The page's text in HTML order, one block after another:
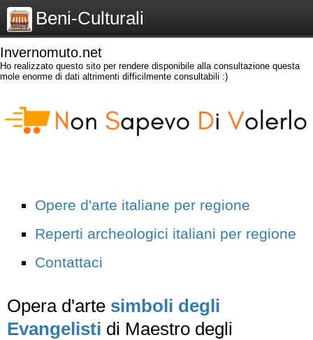
Beni-Culturali
Invernomuto.net
Ho realizzato questo sito per rendere disponibile alla consultazione questa
mole enorme di dati altrimenti difficilmente consultabili :)
Opere d'arte italiane per regione
Reperti archeologici italiani per regione
Contattaci
Opera d'arte simboli degli
Evangelisti di Maestro degli